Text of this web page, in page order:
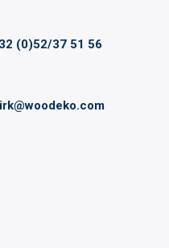
(0)52/37 51 56